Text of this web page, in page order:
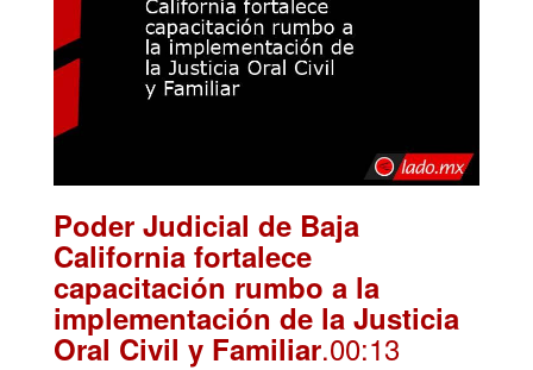
Poder Judicial de Baja
California fortalece
capacitación rumbo a la
implementación de la Justicia
Oral Civil y Familiar.00:13